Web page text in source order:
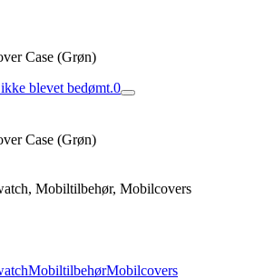
Case (Grøn)
blevet bedømt.0
Case (Grøn)
Mobiltilbehør, Mobilcovers
MobiltilbehørMobilcovers